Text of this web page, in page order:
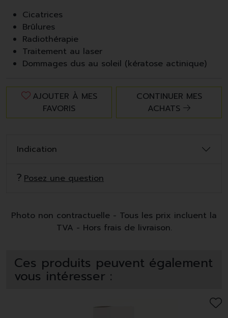
Cicatrices
Brûlures
Radiothérapie
Traitement au laser
Dommages dus au soleil (kératose actinique)
AJOUTER À MES
FAVORIS
CONTINUER MES
ACHATS
Indication
Posez une question
Photo non contractuelle - Tous les prix incluent la
TVA - Hors frais de livraison.
Ces produits peuvent également
vous intéresser :